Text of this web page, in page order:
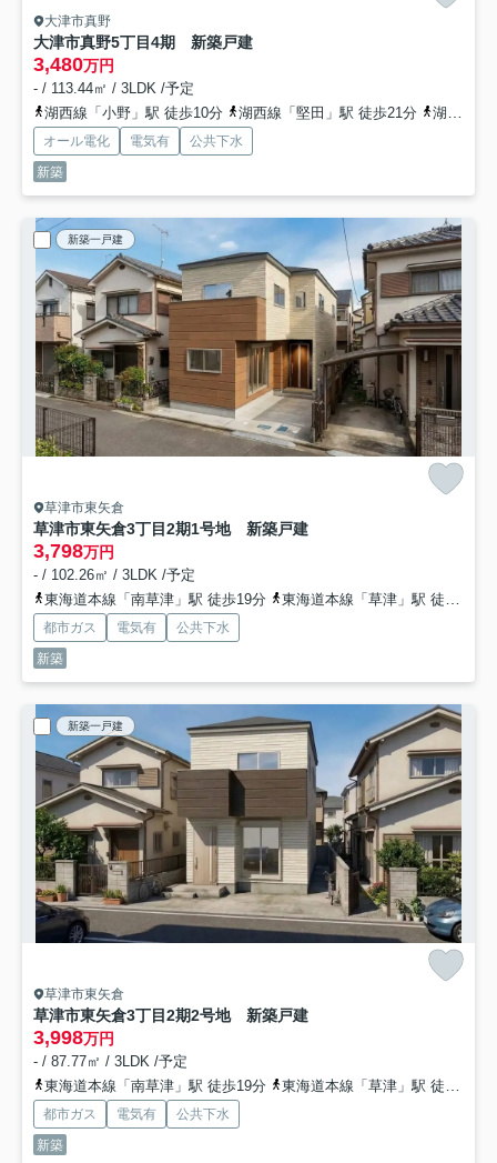
大津市真野
大津市真野5丁目4期 新築戸建
3,480万円
- / 113.44㎡ / 3LDK /予定
湖西線「小野」駅 徒歩10分
湖西線「堅田」駅 徒歩21分 湖西線「和邇」駅 徒歩44分
オール電化 電気有
公共下水
新築
新築一戸建
草津市東矢倉
草津市東矢倉3丁目2期1号地 新築戸建
3,798万円
- / 102.26㎡ / 3LDK /予定
東海道本線「南草津」駅 徒歩19分
東海道本線「草津」駅 徒歩29分
都市ガス 電気有
公共下水
新築
新築一戸建
草津市東矢倉
草津市東矢倉3丁目2期2号地 新築戸建
3,998万円
- / 87.77㎡ / 3LDK /予定
東海道本線「南草津」駅 徒歩19分
東海道本線「草津」駅 徒歩29分
都市ガス 電気有
公共下水
新築